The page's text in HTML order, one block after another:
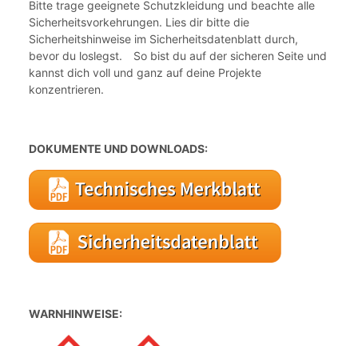
Bitte trage geeignete Schutzkleidung und beachte alle
Sicherheitsvorkehrungen. Lies dir bitte die
Sicherheitshinweise im Sicherheitsdatenblatt durch,
bevor du loslegst. So bist du auf der sicheren Seite und
kannst dich voll und ganz auf deine Projekte
konzentrieren.
DOKUMENTE UND DOWNLOADS:
WARNHINWEISE: